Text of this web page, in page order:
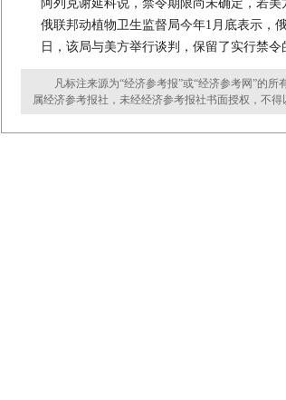
阿列克谢延科说，禁令期限尚未确定，若
俄联邦动植物卫生监督局今年1月底表示，
日，该局与美方举行谈判，保留了实行禁令
凡标注来源为“经济参考报”或“经济参考网”的所
属经济参考报社，未经经济参考报社书面授权，不得